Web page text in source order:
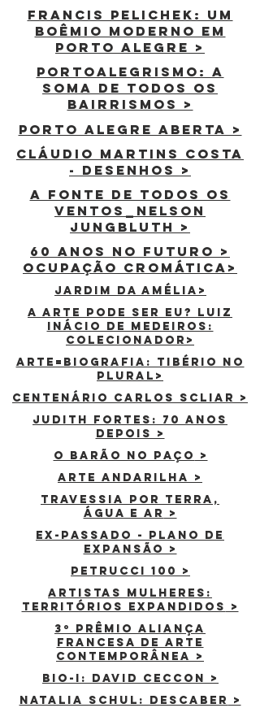
Francis Pelichek: Um
Boêmio Moderno em
Porto Alegre >
Portoalegrismo: a
soma de todos os
bairrismos >
PORTO ALEGRE ABERTA >
CLÁUDIO MARTINS COSTA
- DESENHOS >
a fonte de todos os
ventos_nelson
jungbluth >
60 anos no futuro >
ocupação cromática>
Jardim da amélia>
A ARTE PODE SER EU? LUIZ
INÁCIO DE MEDEIROS:
COLECIONADOR>
ARTE=BIOGRAFIA: TIBÉRIO NO
PLURAL>
centenário carlos scliar >
JUDITH FORTES: 70 ANOS
DEPOIS >
O BARÃO NO PAÇO >
arte andarilha >
TRAVESSIA POR TERRA,
ÁGUA E AR >
EX-PASSADO - pLANO DE
EXPANSÃO >
Petrucci 100 >
artistas mulheres:
territórios expandidos >
3º prêmio aliança
francesa de arte
contemporânea >
bio-i: david ceccon >
NATALIA SCHUL: DESCABER >